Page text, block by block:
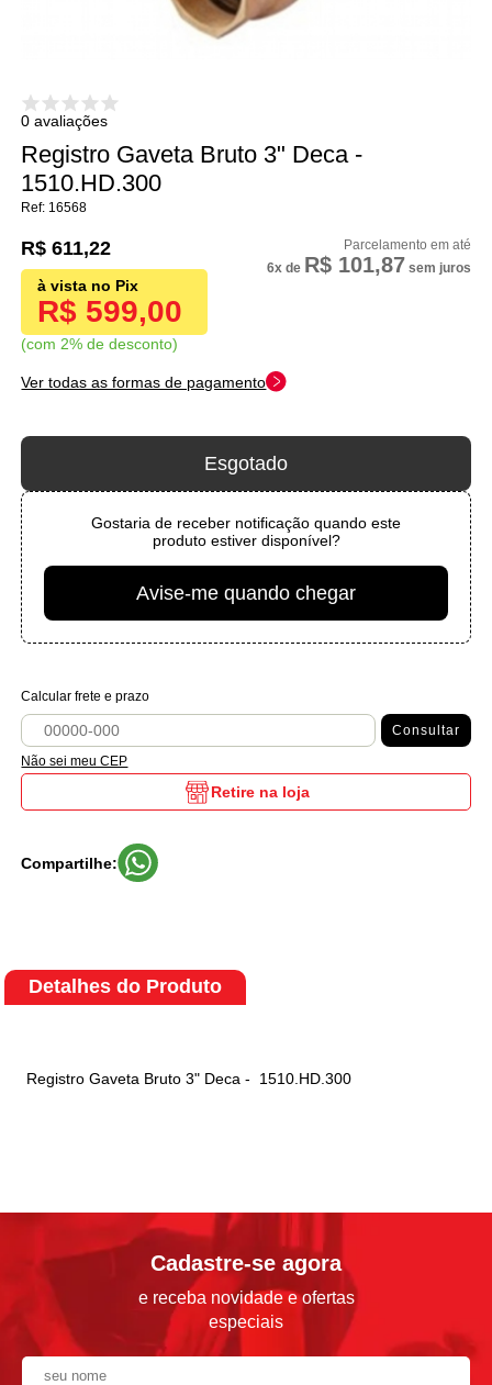
0 avaliações
Registro Gaveta Bruto 3" Deca -
1510.HD.300
16568
R$ 599,00
com 2% de desconto
R$ 611,22
6x de R$ 101,87 sem juros
Ver todas as formas de pagamento
Esgotado
Gostaria de receber notificação quando este
produto estiver disponível?
Avise-me quando chegar
Calcular frete e prazo
Consultar
Não sei meu CEP
Retire na loja
Compartilhe:
Detalhes do Produto
Registro Gaveta Bruto 3" Deca - 1510.HD.300
Cadastre-se agora
e receba novidade e ofertas
especiais